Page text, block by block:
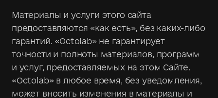
Материалы и услуги этого сайта
предоставляются «как есть», без каких-либо
гарантий. «Octolab» не гарантирует
точности и полноты материалов, программ
и услуг, предоставляемых на этом Сайте.
«Octolab» в любое время, без уведомления,
может вносить изменения в материалы и